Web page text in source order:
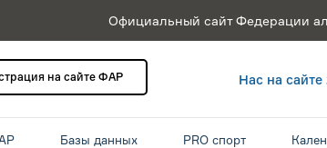
Официальный сайт Федерации
на сайте ФАР Нас на сайте
Базы данных PRO спорт